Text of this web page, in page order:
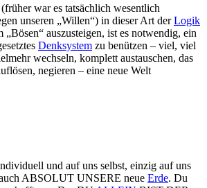
war es tatsächlich wesentlich
unseren „Willen“) in dieser Art derLogik
„Bösen“ auszusteigen, ist es notwendig, ein
Denksystem zu benützen – viel, viel
wechseln, komplett austauschen, das
negieren – eine neue Welt
und auf uns selbst, einzig auf uns
ABSOLUT UNSERE neue Erde. Du